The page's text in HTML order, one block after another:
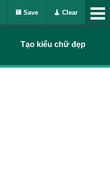
Tạo kiểu chữ đẹp
💾 Save 🧹 Clear